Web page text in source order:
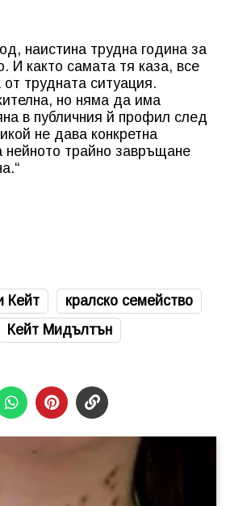
наистина трудна година за
И както самата тя каза, все
трудната ситуация.
но няма да има
в публичния й профил след
не дава конкретна
нейното трайно завръщане
Кейт
кралско семейство
Кейт Мидълтън